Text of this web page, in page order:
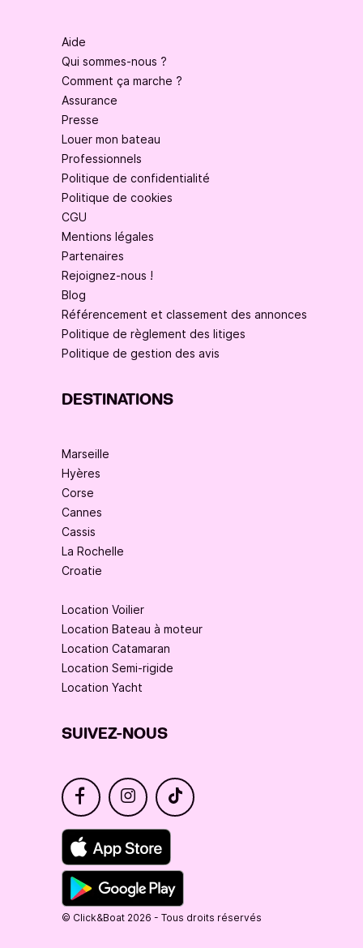
Aide
Qui sommes-nous ?
Comment ça marche ?
Assurance
Presse
Louer mon bateau
Professionnels
Politique de confidentialité
Politique de cookies
CGU
Mentions légales
Partenaires
Rejoignez-nous !
Blog
Référencement et classement des annonces
Politique de règlement des litiges
Politique de gestion des avis
DESTINATIONS
Marseille
Hyères
Corse
Cannes
Cassis
La Rochelle
Croatie
Location Voilier
Location Bateau à moteur
Location Catamaran
Location Semi-rigide
Location Yacht
SUIVEZ-NOUS
© Click&Boat 2026 - Tous droits réservés